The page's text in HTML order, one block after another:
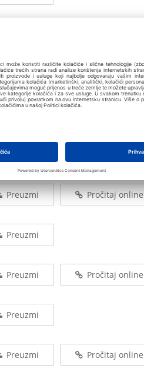
Preuzmi
Preuzmi
Preuzmi Pročitaj online
Preuzmi
Preuzmi Pročitaj online
Preuzmi
Preuzmi Pročitaj online